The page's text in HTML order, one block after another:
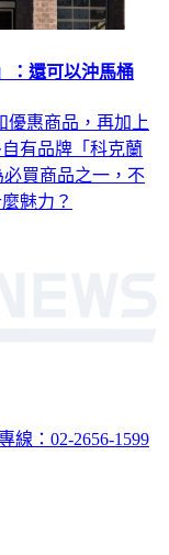
：還可以沖馬桶
優惠商品，再加上
有品牌「科克蘭
買商品之一，不
魅力？
線：02-2656-1599